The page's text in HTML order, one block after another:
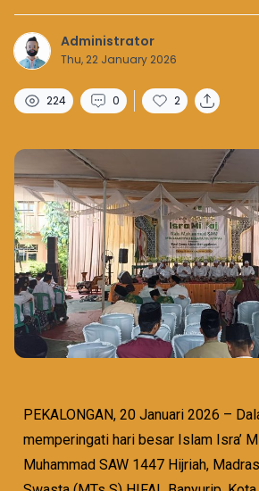
Administrator
Thu, 22 January 2026
224 0 2
PEKALONGAN, 20 Januari 2026 –
memperingati hari besar Islam Isra’
Muhammad SAW 1447 Hijriah,